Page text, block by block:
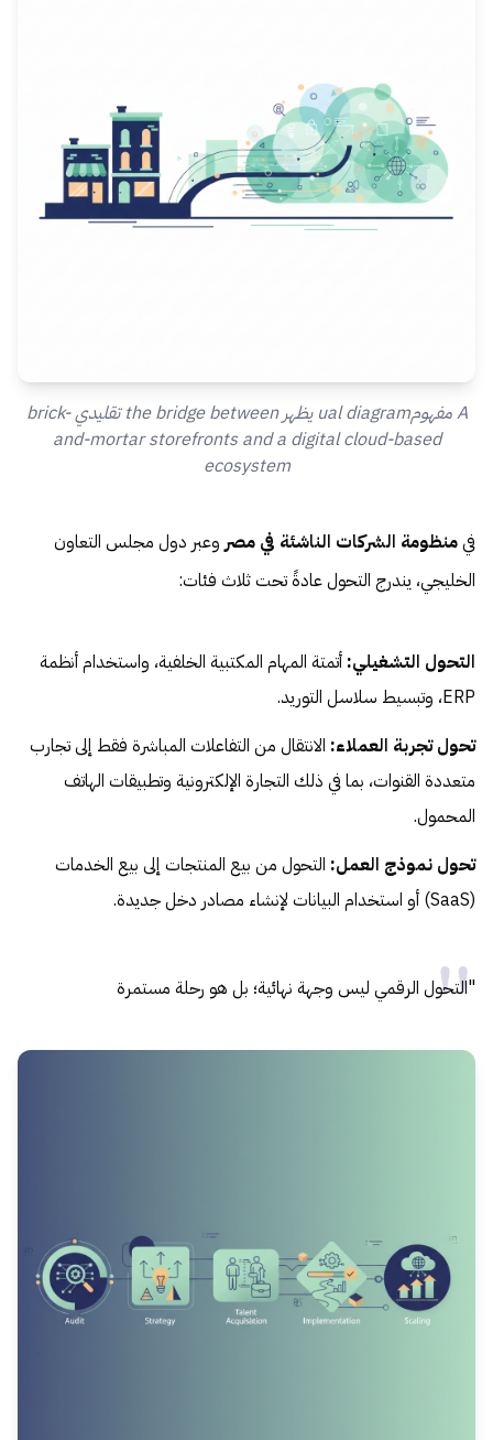
A مفهومual diagram يظهر the bridge between تقليدي brick-
and-mortar storefronts and a digital cloud-based
ecosystem
فيمنظومة الشركات الناشئة في مصروعبر دول مجلس التعاون
الخليجي، يندرج التحول عادةً تحت ثلاث فئات:
التحول التشغيلي: أتمتة المهام المكتبية الخلفية، واستخدام أنظمة
ERP، وتبسيط سلاسل التوريد.
تحول تجربة العملاء: الانتقال من التفاعلات المباشرة فقط إلى تجارب
متعددة القنوات، بما في ذلك التجارة الإلكترونية وتطبيقات الهاتف
المحمول.
تحول نموذج العمل: التحول من بيع المنتجات إلى بيع الخدمات
(SaaS) أو استخدام البيانات لإنشاء مصادر دخل جديدة.
"التحول الرقمي ليس وجهة نهائية؛ بل هو رحلة مستمرة